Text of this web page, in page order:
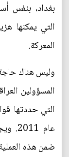
بغداد، بنفس
التي يمكنها
المعركة.
وليس هناك
المسؤولين
التي حددتها
عام
ضمن هذه